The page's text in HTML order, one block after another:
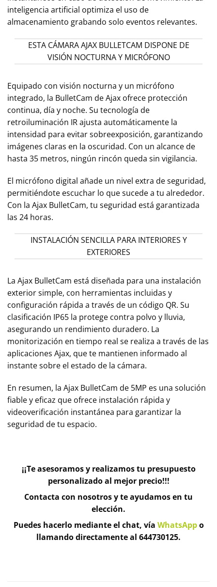
inteligencia artificial optimiza el uso de
almacenamiento grabando solo eventos relevantes.
ESTA CÁMARA AJAX BULLETCAM DISPONE DE
VISIÓN NOCTURNA Y MICRÓFONO
Equipado con visión nocturna y un micrófono
integrado, la BulletCam de Ajax ofrece protección
continua, día y noche. Su tecnología de
retroiluminación IR ajusta automáticamente la
intensidad para evitar sobreexposición, garantizando
imágenes claras en la oscuridad. Con un alcance de
hasta 35 metros, ningún rincón queda sin vigilancia.
El micrófono digital añade un nivel extra de seguridad,
permitiéndote escuchar lo que sucede a tu alrededor.
Con la Ajax BulletCam, tu seguridad está garantizada
las 24 horas.
INSTALACIÓN SENCILLA PARA INTERIORES Y
EXTERIORES
La Ajax BulletCam está diseñada para una instalación
exterior simple, con herramientas incluidas y
configuración rápida a través de un código QR. Su
clasificación IP65 la protege contra polvo y lluvia,
asegurando un rendimiento duradero. La
monitorización en tiempo real se realiza a través de las
aplicaciones Ajax, que te mantienen informado al
instante sobre el estado de la cámara.
En resumen, la Ajax BulletCam de 5MP es una solución
fiable y eficaz que ofrece instalación rápida y
videoverificación instantánea para garantizar la
seguridad de tu espacio.
¡¡Te asesoramos y realizamos tu presupuesto
personalizado al mejor precio!!!
Contacta con nosotros y te ayudamos en tu
elección.
Puedes hacerlo mediante el chat, vía WhatsAppo
llamando directamente al 644730125.